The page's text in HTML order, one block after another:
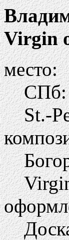
Virgin
место:
St.-